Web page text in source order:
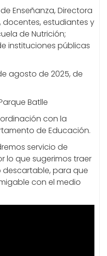
Enseñanza, Directora
docentes, estudiantes y
de Nutrición;
instituciones públicas
agosto de 2025, de
Batlle
con la
de Educación.
servicio de
lo que sugerimos traer
descartable, para que
con el medio